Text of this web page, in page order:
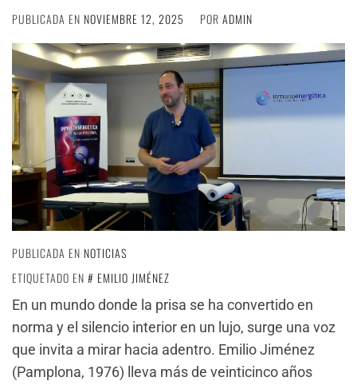
PUBLICADA EN NOVIEMBRE 12, 2025 POR ADMIN
PUBLICADA EN NOTICIAS
ETIQUETADO EN
EMILIO JIMÉNEZ
En un mundo donde la prisa se ha convertido en
norma y el silencio interior en un lujo, surge una voz
que invita a mirar hacia adentro. Emilio Jiménez
(Pamplona, 1976) lleva más de veinticinco años